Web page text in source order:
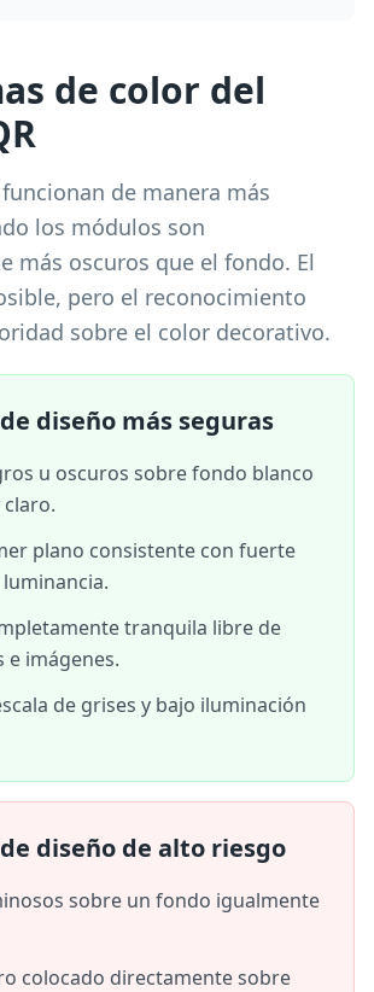
de color del
de manera más
los módulos son
más oscuros que el fondo. El
pero el reconocimiento
sobre el color decorativo.
diseño más seguras
u oscuros sobre fondo blanco
plano consistente con fuerte
tranquila libre de
imágenes.
de grises y bajo iluminación
diseño de alto riesgo
sobre un fondo igualmente
colocado directamente sobre